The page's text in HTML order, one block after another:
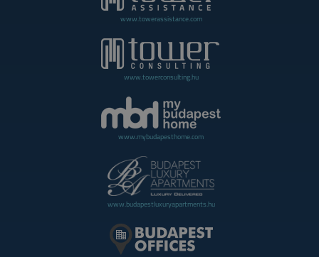
www.towerassistance.com
www.towerconsulting.hu
www.mybudapesthome.com
www.budapestluxuryapartments.hu